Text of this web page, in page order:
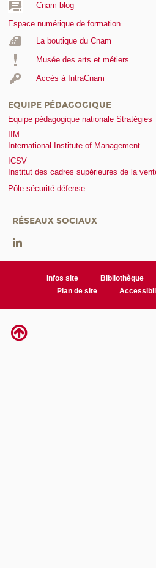
Cnam blog
Espace numérique de formation
La boutique du Cnam
Musée des arts et métiers
Accès à IntraCnam
EQUIPE PÉDAGOGIQUE
Equipe pédagogique nationale Stratégies
IIM
International Institute of Management
ICSV
Institut des cadres supérieures de la
Pôle sécurité-défense
RÉSEAUX SOCIAUX
Infos site Bibliothèque
Plan de site